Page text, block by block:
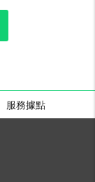
服務據點